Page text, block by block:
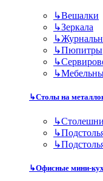
↳Вешалки
↳Зеркала
↳
↳Пюпитры
↳
↳
↳Столы на
↳
↳
↳
↳Офисные мини-